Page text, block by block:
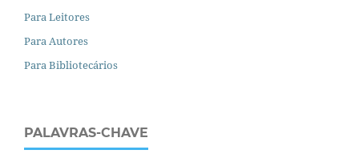
Para Leitores
Para Autores
Para Bibliotecários
PALAVRAS-CHAVE